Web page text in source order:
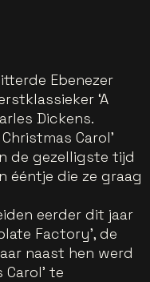
Ebenezer
‘A
Dickens.
Carol’
de gezelligste tijd
ééntje die ze graag
eerder dit jaar
Factory’, de
naast hen werd
te